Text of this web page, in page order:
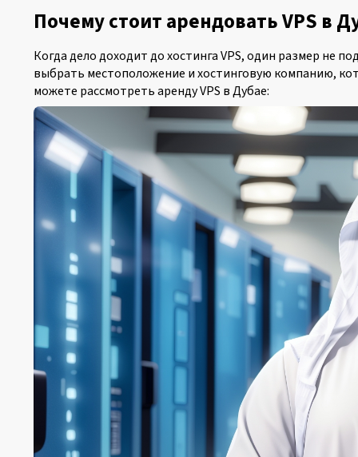
Почему стоит арендовать VPS в
Когда дело доходит до хостинга VPS, один размер не
выбрать местоположение и хостинговую компанию,
можете рассмотреть аренду VPS в Дубае: